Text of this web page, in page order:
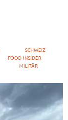
SCHWEIZ
FOOD-INSIDER
MILITÄR